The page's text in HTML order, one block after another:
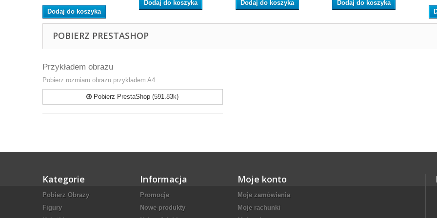
Dodaj do koszyka
Dodaj do koszyka Dodaj do koszyka Dodaj do koszyka
POBIERZ PRESTASHOP
Przykładem obrazu
Pobierz rozmiaru obrazu przykładem A4.
Pobierz PrestaShop (591.83k)
Kategorie
Pobierz Obrazy
Figury
Informacja
Promocje
Nowe produkty
Moje konto
Moje zamówienia
Moje rachunki